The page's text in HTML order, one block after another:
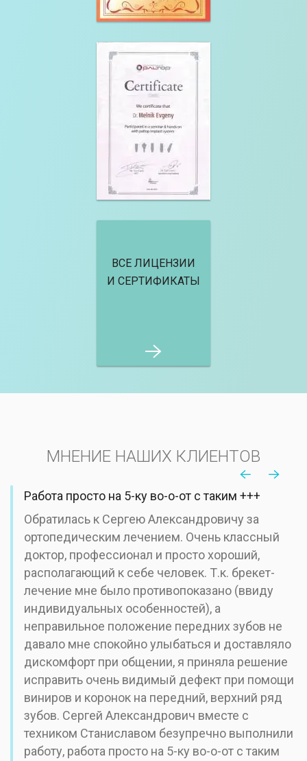
ВСЕ ЛИЦЕНЗИИ
И СЕРТИФИКАТЫ
МНЕНИЕ НАШИХ КЛИЕНТОВ
Работа просто на 5-ку во-о-от с таким +++
Обратилась к Сергею Александровичу за
ортопедическим лечением. Очень классный
доктор, профессионал и просто хороший,
располагающий к себе человек. Т.к. брекет-
лечение мне было противопоказано (ввиду
индивидуальных особенностей), а
неправильное положение передних зубов не
давало мне спокойно улыбаться и доставляло
дискомфорт при общении, я приняла решение
исправить очень видимый дефект при помощи
виниров и коронок на передний, верхний ряд
зубов. Сергей Александрович вместе с
техником Станиславом безупречно выполнили
работу, работа просто на 5-ку во-о-от с таким